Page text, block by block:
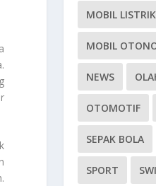
MOBIL LISTRIK
MOBIL
NEWS
OTOMOTIF
SEPAK BOLA
SPORT